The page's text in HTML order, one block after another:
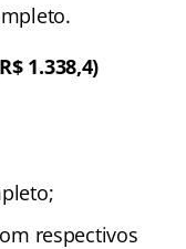
1.338,4)
respectivos